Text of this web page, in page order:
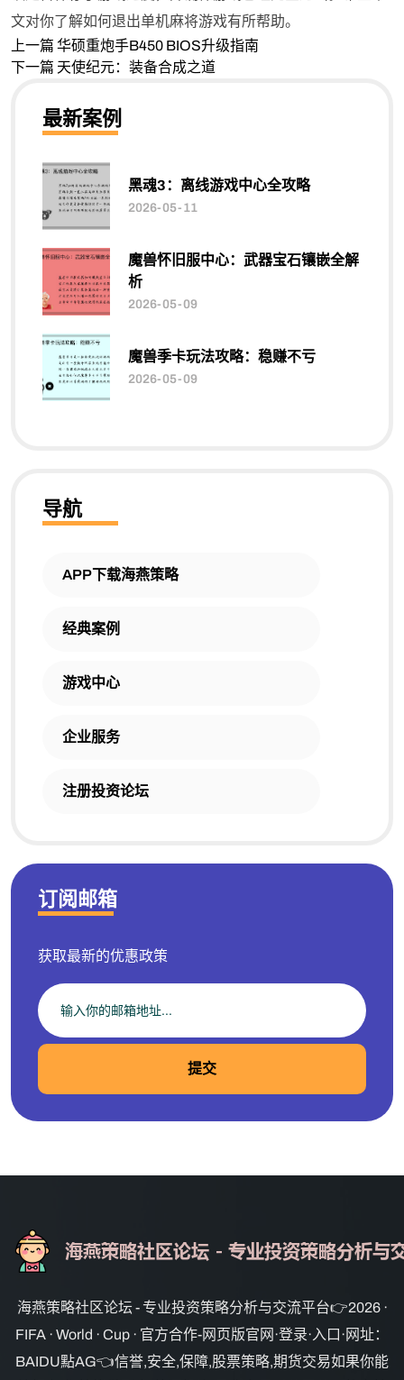
文对你了解如何退出单机麻将游戏有所帮助。
上一篇 华硕重炮手B450 BIOS升级指南
下一篇 天使纪元：装备合成之道
最新案例
黑魂3：离线游戏中心全攻略
2026-05-11
魔兽怀旧服中心：武器宝石镶嵌全解
析
2026-05-09
魔兽季卡玩法攻略：稳赚不亏
2026-05-09
导航
APP下载海燕策略
经典案例
游戏中心
企业服务
注册投资论坛
订阅邮箱
获取最新的优惠政策
提交
海燕策略社区论坛 - 专业投资策略分析与交流平台👉2026 ·
FIFA · World · Cup · 官方合作-网页版官网·登录·入口·网址：
BAIDU點AG👈信誉,安全,保障,股票策略,期货交易如果你能